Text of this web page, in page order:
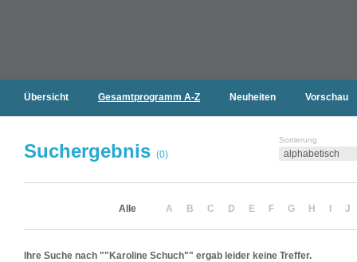
Übersicht Gesamtprogramm A-Z Neuheiten Vorschau
Suchergebnis (0)
Sortierung
Alle A B C D E F G H J
Ihre Suche nach ""Karoline Schuch"" ergab leider keine Treffer.